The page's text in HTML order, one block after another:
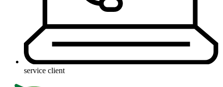
service client